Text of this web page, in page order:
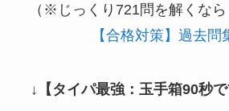
（※じっくり721問を解くな
【合格対策】過去問
↓ 【タイパ最強：玉手箱90秒